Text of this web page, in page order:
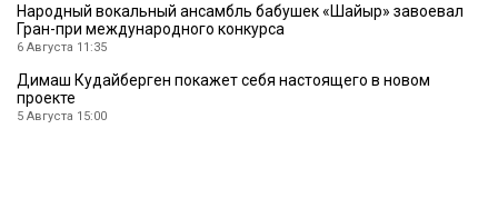
Народный вокальный ансамбль бабушек «Шайыр» завоевал
Гран-при международного конкурса
6 Августа 11:35
Димаш Кудайберген покажет себя настоящего в новом
проекте
5 Августа 15:00